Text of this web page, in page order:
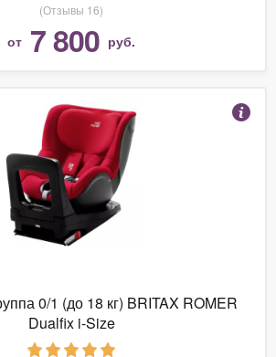
(Отзывы 16)
от 7 800 руб.
0/1 (до 18 кг) BRITAX ROMER
Dualfix i-Size